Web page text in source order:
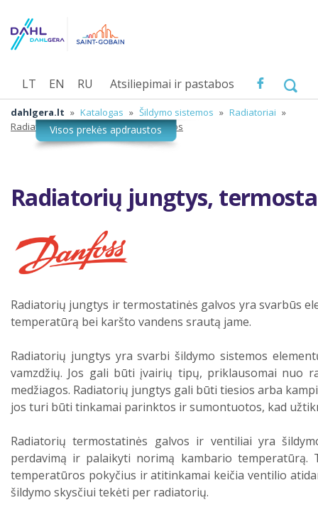
Atsiliepimai ir pastabos
LT EN RU
dahlgera.lt » Katalogas » Šildymo sistemos » Radiatoriai »
Radiatorių jungtys, termostatinės galvos
Radiatorių jungtys,
Radiatorių jungtys ir termostatinės galvos yra svarbūs
temperatūrą bei karšto vandens srautą jame.
Radiatorių jungtys yra svarbi šildymo sistemos
vamzdžių. Jos gali būti įvairių tipų, priklausomai nuo
medžiagos. Radiatorių jungtys gali būti tiesios arba
jos turi būti tinkamai parinktos ir sumontuotos, kad
Radiatorių termostatinės galvos ir ventiliai yra
perdavimą ir palaikyti norimą kambario
temperatūros pokyčius ir atitinkamai keičia ventilio
šildymo skysčiui tekėti per radiatorių.